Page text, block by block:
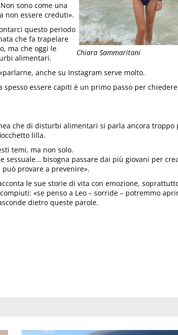
Chiara Sammaritani
sono come una
non essere creduti».
questo periodo
che fa trapelare
ma che oggi le
alimentari.
anche su Instagram serve molto.
essere capiti è un primo passo per
che di disturbi alimentari si parla ancora troppo
lilla.
temi, ma non solo.
sessuale… bisogna passare dai più giovani per
provare a prevenire».
le sue storie di vita con emozione,
«se penso a Leo – sorride – potremmo
dietro queste parole.